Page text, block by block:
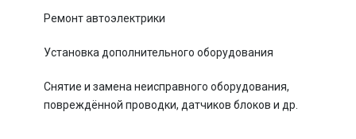
Ремонт автоэлектрики
Установка дополнительного оборудования
Снятие и замена неисправного оборудования,
повреждённой проводки, датчиков блоков и др.